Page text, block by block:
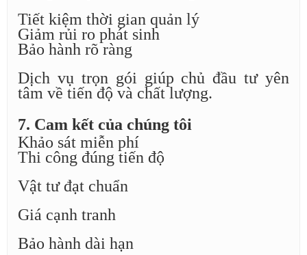
Tiết kiệm thời gian quản lý
Giảm rủi ro phát sinh
Bảo hành rõ ràng
Dịch vụ trọn gói giúp chủ đầu tư yên
tâm về tiến độ và chất lượng.
7. Cam kết của chúng tôi
Khảo sát miễn phí
Thi công đúng tiến độ
Vật tư đạt chuẩn​
Giá cạnh tranh
Bảo hành dài hạn